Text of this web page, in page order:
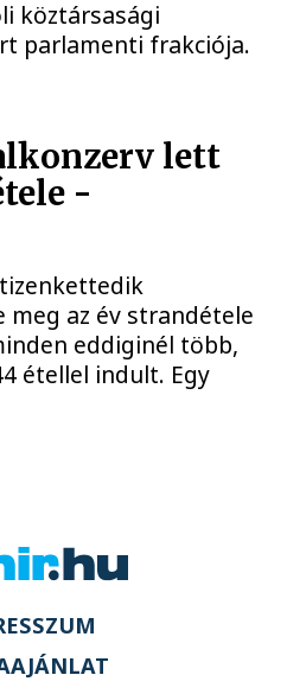
köztársasági
parlamenti frakciója.
lett
-
az év strandétele
eddiginél több,
étellel indult. Egy